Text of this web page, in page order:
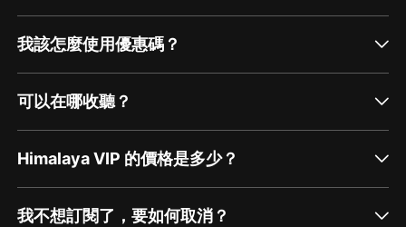
我該怎麼使用優惠碼？
可以在哪收聽？
Himalaya VIP 的價格是多少？
我不想訂閱了，要如何取消？